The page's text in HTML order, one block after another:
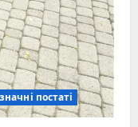
постаті